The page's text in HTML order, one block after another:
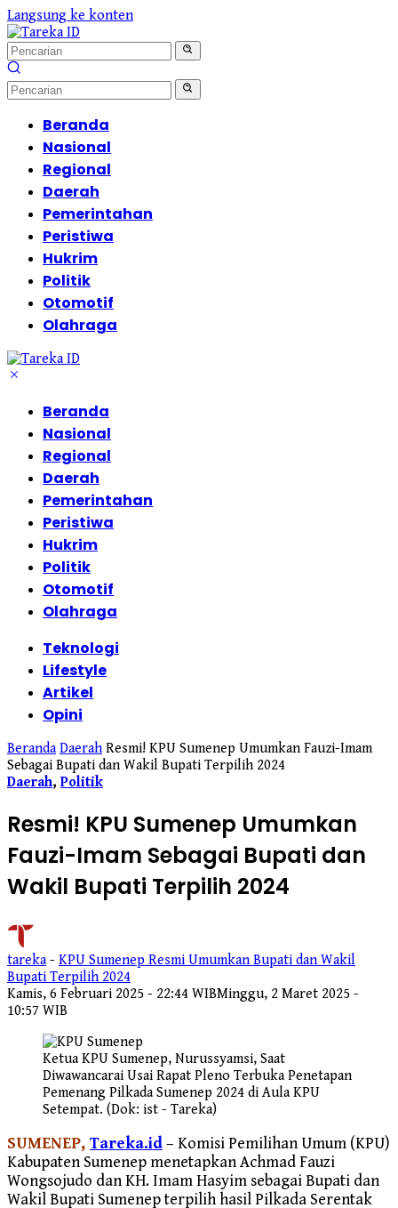
Langsung ke konten
Beranda
Nasional
Regional
Daerah
Pemerintahan
Peristiwa
Hukrim
Politik
Otomotif
Olahraga
Beranda
Nasional
Regional
Daerah
Pemerintahan
Peristiwa
Hukrim
Politik
Otomotif
Olahraga
Teknologi
Lifestyle
Artikel
Opini
Beranda Daerah Resmi! KPU Sumenep Umumkan Fauzi-Imam
Sebagai Bupati dan Wakil Bupati Terpilih 2024
Daerah, Politik
Resmi! KPU Sumenep Umumkan
Fauzi-Imam Sebagai Bupati dan
Wakil Bupati Terpilih 2024
tareka- KPU Sumenep Resmi Umumkan Bupati dan Wakil
Bupati Terpilih 2024
Kamis, 6 Februari 2025 - 22:44 WIBMinggu, 2 Maret 2025 -
10:57 WIB
Ketua KPU Sumenep, Nurussyamsi, Saat
Diwawancarai Usai Rapat Pleno Terbuka Penetapan
Pemenang Pilkada Sumenep 2024 di Aula KPU
Setempat. (Dok: ist - Tareka)
SUMENEP, Tareka.id– Komisi Pemilihan Umum (KPU)
Kabupaten Sumenep menetapkan Achmad Fauzi
Wongsojudo dan KH. Imam Hasyim sebagai Bupati dan
Wakil Bupati Sumenep terpilih hasil Pilkada Serentak